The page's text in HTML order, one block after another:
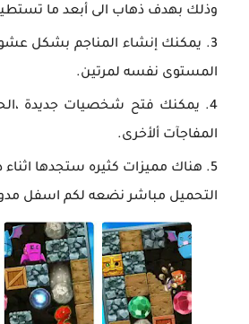
وذلك بهدف ذهاب الى أبعد ما
يمكنك إنشاء المناجم بشكل
المستوى نفسه لمرتين.
يمكنك فتح شخصيات جديدة
المفاجآت ألأخرى.
هناك مميزات كثيره ستجدها اثناء
التحميل مباشر نضعه لكم اسفل